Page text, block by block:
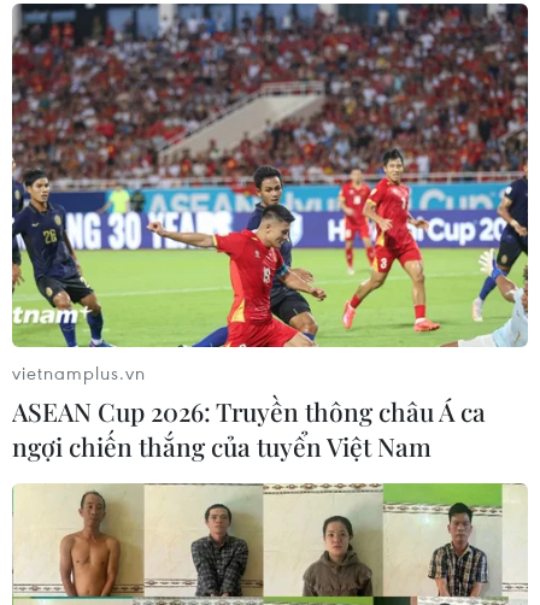
Vẫn có 1-3 cơn bão ảnh hưởng trực tiếp
đến đất liền Việt Nam
15/09/2019 10:41
Từ nay đến cuối năm 2019 khả năng mật độ bão hoạt
động trên khu vực Biển Đông ở mức ít hơn trung bình
nhiều năm (khoảng 3-5 cơn), trong đó có khoảng 1-3 cơn
ảnh hưởng trực tiếp đến đất liền Việt Nam.
vietnamplus.vn
ASEAN Cup 2026: Truyền thông châu Á ca
ngợi chiến thắng của tuyển Việt Nam